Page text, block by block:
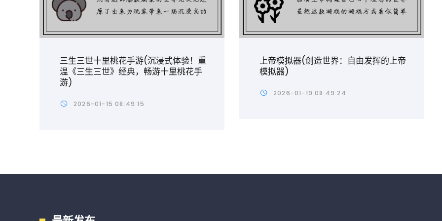
三生三世十里桃花手游(沉浸式体验！重
温《三生三世》经典，畅游十里桃花手
游)
2026-01-15 08:49:15
上帝模拟器(创造世界：自由发挥的上帝
模拟器)
2026-01-19 08:49:24